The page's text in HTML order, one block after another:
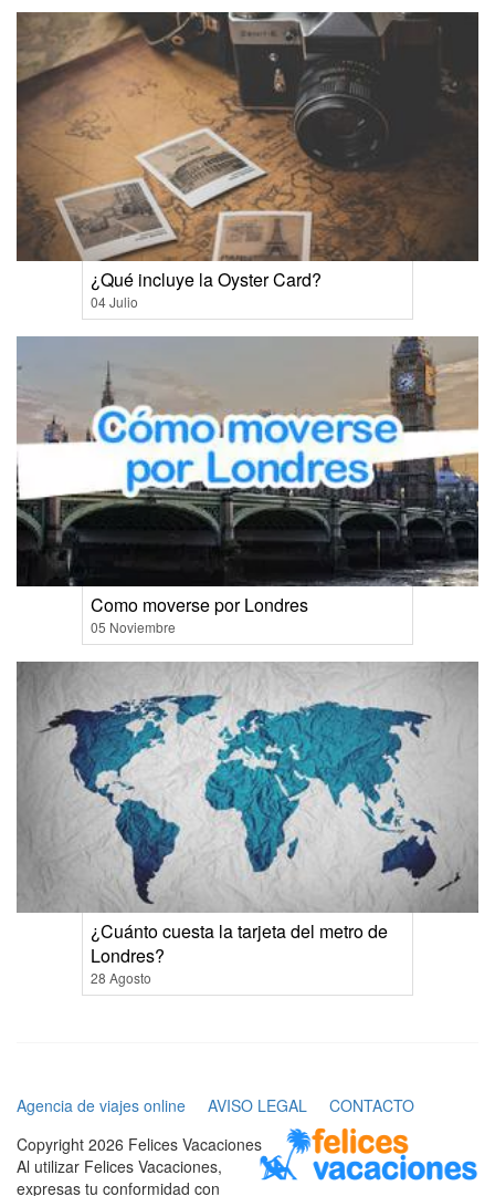
¿Qué incluye la Oyster Card?
04 Julio
Como moverse por Londres
05 Noviembre
¿Cuánto cuesta la tarjeta del metro de
Londres?
28 Agosto
Agencia de viajes online AVISO LEGAL
CONTACTO
Copyright 2026 Felices Vacaciones
Al utilizar Felices Vacaciones,
expresas tu conformidad con